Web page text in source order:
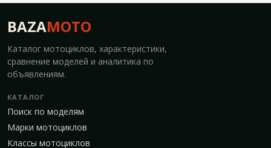
BAZAMOTO
Каталог мотоциклов, характеристики,
сравнение моделей и аналитика по
объявлениям.
КАТАЛОГ
Поиск по моделям
Марки мотоциклов
Классы мотоциклов